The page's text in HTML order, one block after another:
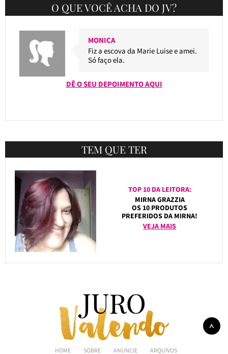
O QUE VOCÊ ACHA DO JV?
MONICA
Fiz a escova da Marie Luise e amei.
Só faço ela.
DÊ O SEU DEPOIMENTO AQUI
TEM QUE TER
TOP 10 DA LEITORA:
MIRNA GRAZZIA
OS 10 PRODUTOS
PREFERIDOS DA MIRNA!
VEJA MAIS
HOME SOBRE ANUNCIE ARQUIVOS